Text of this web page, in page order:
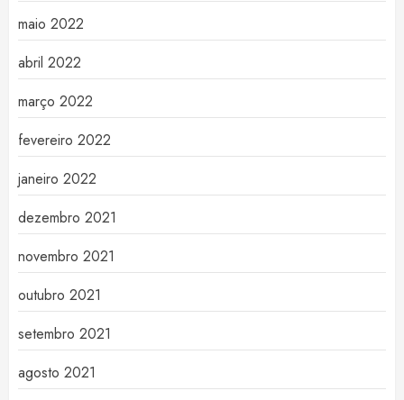
maio 2022
abril 2022
março 2022
fevereiro 2022
janeiro 2022
dezembro 2021
novembro 2021
outubro 2021
setembro 2021
agosto 2021